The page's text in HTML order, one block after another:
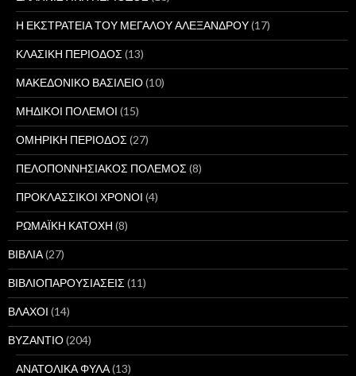
Η ΕΚΣΤΡΑΤΕΙΑ ΤΟΥ ΜΕΓΑΛΟΥ ΑΛΕΞΑΝΔΡΟΥ(17)
ΚΛΑΣΙΚΗ ΠΕΡΙΟΔΟΣ (13)
ΜΑΚΕΔΟΝΙΚΟ ΒΑΣΙΛΕΙΟ(10)
ΜΗΔΙΚΟΙ ΠΟΛΕΜΟΙ (15)
ΟΜΗΡΙΚΗ ΠΕΡΙΟΔΟΣ (27)
ΠΕΛΟΠΟΝΝΗΣΙΑΚΟΣ ΠΟΛΕΜΟΣ (8)
ΠΡΟΚΛΑΣΣΙΚΟΙ ΧΡΟΝΟΙ (4)
ΡΩΜΑΪΚΗ ΚΑΤΟΧΗ (8)
ΒΙΒΛΙΑ(27)
ΒΙΒΛΙΟΠΑΡΟΥΣΙΑΣΕΙΣ (11)
ΒΛΑΧΟΙ (14)
ΒΥΖΑΝΤΙΟ(204)
ΑΝΑΤΟΛΙΚΑ ΦΥΛΑ(13)